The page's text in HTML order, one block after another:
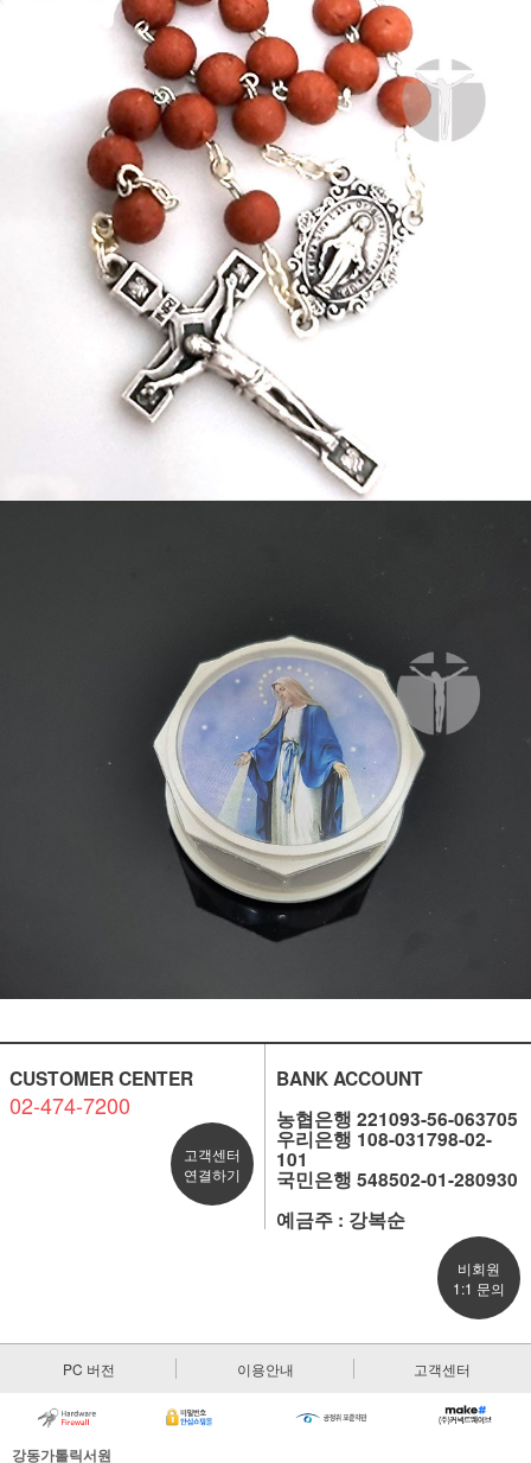
CUSTOMER CENTER
02-474-7200
고객센터
연결하기
BANK ACCOUNT
농협은행 221093-56-063705
우리은행 108-031798-02-
101
국민은행 548502-01-280930
예금주 : 강복순
비회원
1:1 문의
PC 버전 이용안내 고객센터
강동가톨릭서원